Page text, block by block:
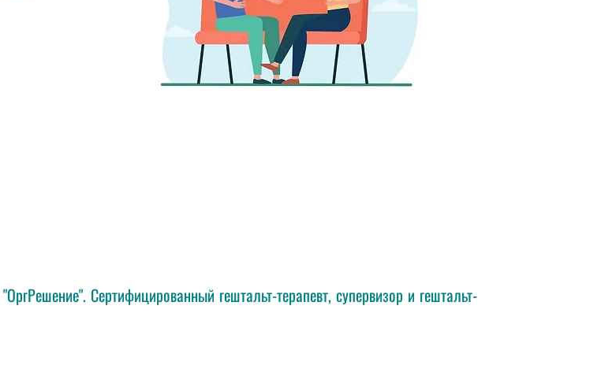
Сертифицированный гештальт-терапевт, супервизор и гештальт-